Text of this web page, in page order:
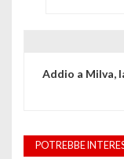
Addio a Milva,
POTREBBE